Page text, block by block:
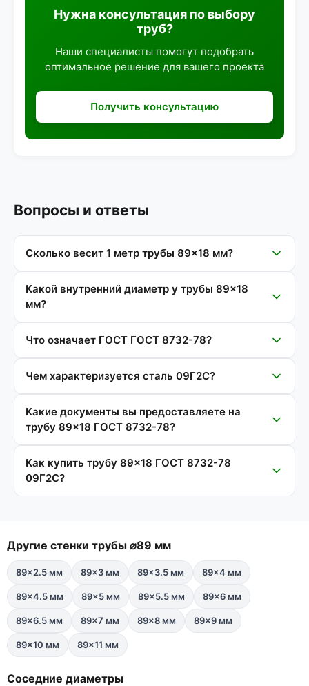
Нужна консультация по выбору
труб?
Наши специалисты помогут подобрать
оптимальное решение для вашего проекта
Получить консультацию
Вопросы и ответы
Сколько весит 1 метр трубы 89×18 мм?
Какой внутренний диаметр у трубы 89×18
мм?
Что означает ГОСТ ГОСТ 8732-78?
Чем характеризуется сталь 09Г2С?
Какие документы вы предоставляете на
трубу 89×18 ГОСТ 8732-78?
Как купить трубу 89×18 ГОСТ 8732-78
09Г2С?
Другие стенки трубы ⌀89 мм
89×2.5 мм 89×3 мм 89×3.5 мм 89×4 мм
89×4.5 мм 89×5 мм 89×5.5 мм 89×6 мм
89×6.5 мм 89×7 мм 89×8 мм 89×9 мм
89×10 мм 89×11 мм
Соседние диаметры